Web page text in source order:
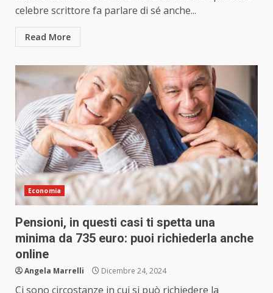
celebre scrittore fa parlare di sé anche...
Read More
Economia
Pensioni, in questi casi ti spetta una
minima da 735 euro: puoi richiederla anche
online
Angela Marrelli Dicembre 24, 2024
Ci sono circostanze in cui si può richiedere la